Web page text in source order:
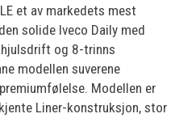
et av markedets mest
solide Iveco Daily med
og 8-trinns
modellen suverene
Modellen er
Liner-konstruksjon, stor